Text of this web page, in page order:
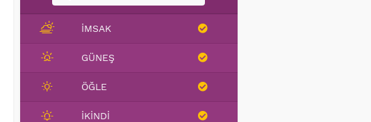
İMSAK
GÜNEŞ
ÖĞLE
İKINDI